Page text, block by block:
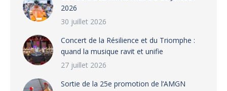
2026
30 juillet 2026
‎​Concert de la Résilience et du Triomphe :
quand la musique ravit et unifie
27 juillet 2026
‎Sortie de la 25e promotion de l’AMGN